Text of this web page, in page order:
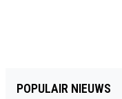
POPULAIR NIEUWS